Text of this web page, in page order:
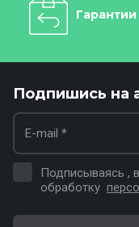
Подпишись на
Подписываясь ,
обработку